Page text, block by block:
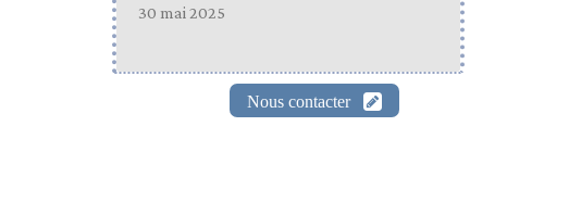
30 mai 2025
Nous contacter